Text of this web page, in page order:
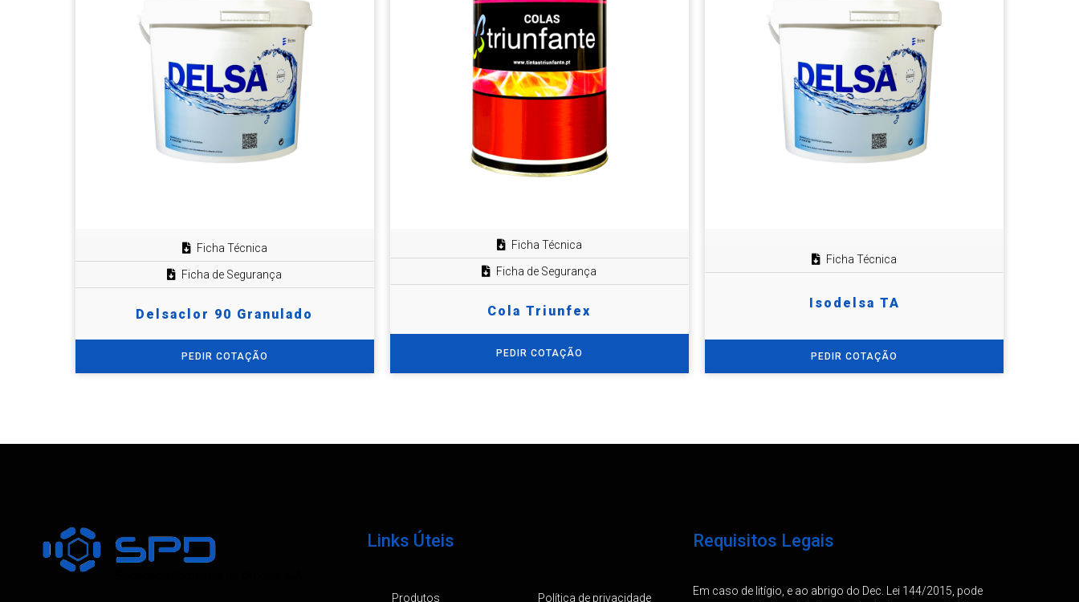
Ficha Técnica
Ficha de Segurança
Delsaclor 90 Granulado
PEDIR COTAÇÃO
Ficha Técnica
Ficha de Segurança
Cola Triunfex
PEDIR COTAÇÃO
Ficha Técnica
Isodelsa TA
PEDIR COTAÇÃO
Links Úteis
Produtos Política de privacidade
Requisitos Legais
Em caso de litígio, e ao abrigo do Dec. Lei 144/2015, pode